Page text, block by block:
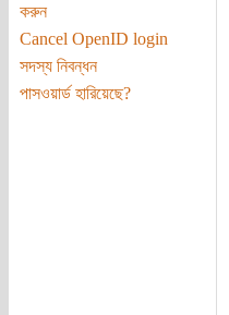
করুন
Cancel OpenID login
সদস্য নিবন্ধন
পাসওয়ার্ড হারিয়েছে?